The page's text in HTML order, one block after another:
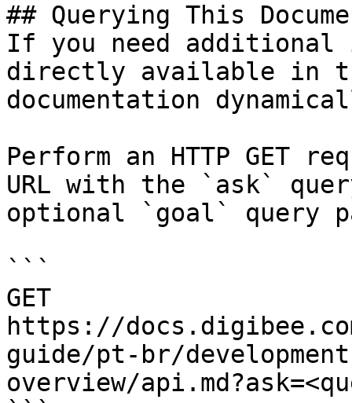
## Querying This
If you need
directly available in
documentation
Perform an HTTP GET
URL with the `ask`
optional `goal` query
```
GET
https://
guide/pt-br/
overview/